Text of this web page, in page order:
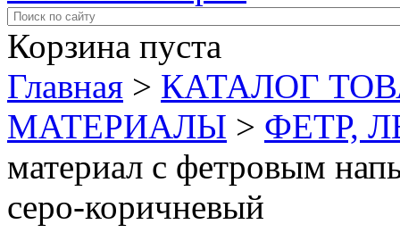
Корзина пуста
Главная > КАТАЛОГ
МАТЕРИАЛЫ > ФЕТР,
материал с фетровым
серо-коричневый